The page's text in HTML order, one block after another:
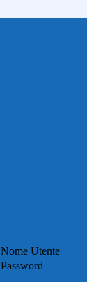
Nome Utente
Password